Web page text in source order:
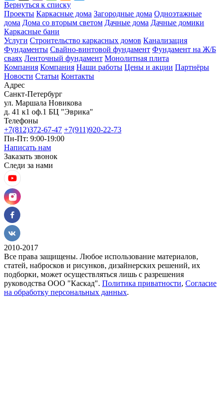
Вернуться к списку
Проекты Каркасные дома Загородные дома Одноэтажные
дома Дома со вторым светом Дачные дома Дачные домики
Каркасные бани
Услуги Строительство каркасных домов Канализация
Фундаменты Свайно-винтовой фундамент Фундамент на Ж/Б
сваях Ленточный фундамент Монолитная плита
Компания Компания Наши работы Цены и акции Партнёры
Новости Статьи Контакты
Адрес
Санкт-Петербург
ул. Маршала Новикова
д. 41 к1 оф.1 БЦ "Эврика"
Телефоны
+7(812)372-67-47 +7(911)920-22-73
Пн-Пт: 9:00-19:00
Написать нам
Заказать звонок
Следи за нами
2010-2017
Все права защищены. Любое использование материалов,
статей, набросков и рисунков, дизайнерских решений, их
подборки, может осуществляться лишь с разрешения
руководства ООО "Каскад". Политика приватности, Согласие
на обработку персональных данных.